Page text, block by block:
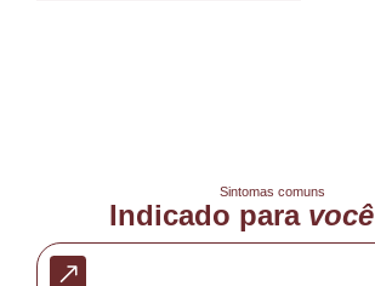
Sintomas comuns
Indicado para você